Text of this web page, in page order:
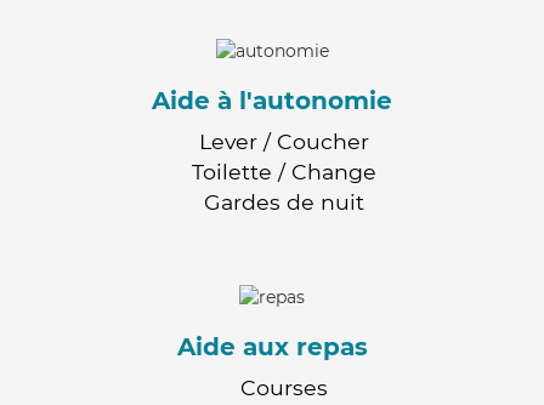
Aide à l'autonomie
Lever / Coucher
Toilette / Change
Gardes de nuit
Aide aux repas
Courses